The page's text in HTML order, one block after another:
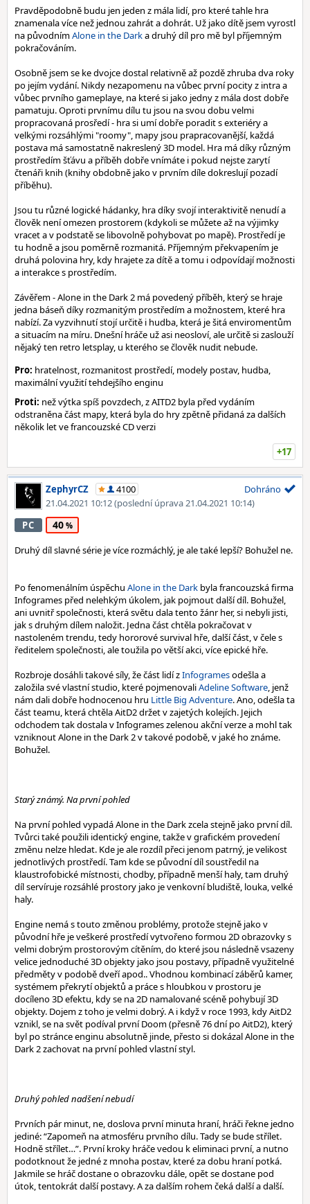
Pravděpodobně budu jen jeden z mála lidí, pro které tahle hra
znamenala více než jednou zahrát a dohrát. Už jako dítě jsem vyrostl
na původnímAlone in the Darka druhý díl pro mě byl příjemným
pokračováním.
Osobně jsem se ke dvojce dostal relativně až pozdě zhruba dva roky
po jejím vydání. Nikdy nezapomenu na vůbec první pocity z intra a
vůbec prvního gameplaye, na které si jako jedny z mála dost dobře
pamatuju. Oproti prvnímu dílu tu jsou na svou dobu velmi
propracovaná prosředí - hra si umí dobře poradit s exteriéry a
velkými rozsáhlými "roomy", mapy jsou prapracovanější, každá
postava má samostatně nakreslený 3D model. Hra má díky různým
prostředím šťávu a příběh dobře vnímáte i pokud nejste zarytí
čtenáři knih (knihy obdobně jako v prvním díle dokreslují pozadí
příběhu).
Jsou tu různé logické hádanky, hra díky svojí interaktivitě nenudí a
člověk není omezen prostorem (kdykoli se můžete až na výjimky
vracet a v podstatě se libovolně pohybovat po mapě). Prostředí je
tu hodně a jsou poměrně rozmanitá. Příjemným překvapením je
druhá polovina hry, kdy hrajete za dítě a tomu i odpovídají možnosti
a interakce s prostředím.
Závěřem - Alone in the Dark 2 má povedený příběh, který se hraje
jedna báseň díky rozmanitým prostředím a možnostem, které hra
nabízí. Za vyzvihnutí stojí určitě i hudba, která je šitá enviromentům
a situacím na míru. Dnešní hráče už asi neosloví, ale určitě si zaslouží
nějaký ten retro letsplay, u kterého se člověk nudit nebude.
Pro: hratelnost, rozmanitost prostředí, modely postav, hudba,
maximální využití tehdejšího enginu
Proti: než výtka spíš povzdech, z AITD2 byla před vydáním
odstraněna část mapy, která byla do hry zpětně přidaná za dalších
několik let ve francouzské CD verzi
+17
ZephyrCZ
4100
21.04.2021 10:12(poslední úprava 21.04.2021 10:14)
Dohráno
PC 40
Druhý díl slavné série je více rozmáchlý, je ale také lepší? Bohužel ne.
Po fenomenálním úspěchu Alone in the Dark byla francouzská firma
Infogrames před nelehkým úkolem, jak pojmout další díl. Bohužel,
ani uvnitř společnosti, která světu dala tento žánr her, si nebyli jisti,
jak s druhým dílem naložit. Jedna část chtěla pokračovat v
nastoleném trendu, tedy hororové survival hře, další část, v čele s
ředitelem společnosti, ale toužila po větší akci, více epické hře.
Rozbroje dosáhli takové síly, že část lidí zInfogramesodešla a
založila své vlastní studio, které pojmenovaliAdeline Software, jenž
nám dali dobře hodnocenou hru Little Big Adventure. Ano, odešla ta
část teamu, která chtěla AitD2 držet v zajetých kolejích. Jejich
odchodem tak dostala v Infogrames zelenou akční verze a mohl tak
vzniknout Alone in the Dark 2 v takové podobě, v jaké ho známe.
Bohužel.
Starý známý. Na první pohled
Na první pohled vypadá Alone in the Dark zcela stejně jako první díl.
Tvůrci také použili identický engine, takže v grafickém provedení
změnu nelze hledat. Kde je ale rozdíl přeci jenom patrný, je velikost
jednotlivých prostředí. Tam kde se původní díl soustředil na
klaustrofobické místnosti, chodby, případně menší haly, tam druhý
díl servíruje rozsáhlé prostory jako je venkovní bludiště, louka, velké
haly.
Engine nemá s touto změnou problémy, protože stejně jako v
původní hře je veškeré prostředí vytvořeno formou 2D obrazovky s
velmi dobrým prostorovým cítěním, do které jsou následně vsazeny
velice jednoduché 3D objekty jako jsou postavy, případně využitelné
předměty v podobě dveří apod.. Vhodnou kombinací záběrů kamer,
systémem překrytí objektů a práce s hloubkou v prostoru je
docíleno 3D efektu, kdy se na 2D namalované scéně pohybují 3D
objekty. Dojem z toho je velmi dobrý. A i když v roce 1993, kdy AitD2
vznikl, se na svět podíval první Doom (přesně 76 dní po AitD2), který
byl po stránce enginu absolutně jinde, přesto si dokázal Alone in the
Dark 2 zachovat na první pohled vlastní styl.
Druhý pohled nadšení nebudí
Prvních pár minut, ne, doslova první minuta hraní, hráči řekne jedno
jediné: “Zapomeň na atmosféru prvního dílu. Tady se bude střílet.
Hodně střílet…”. První kroky hráče vedou k eliminaci první, a nutno
podotknout že jedné z mnoha postav, které za dobu hraní potká.
Jakmile se hráč dostane o obrazovku dále, opět se dostane pod
útok, tentokrát další postavy. A za dalším rohem čeká další a další.